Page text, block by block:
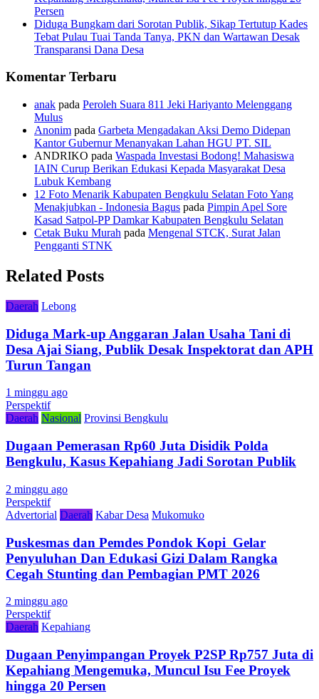
Persen
Diduga Bungkam dari Sorotan Publik, Sikap Tertutup Kades
Tebat Pulau Tuai Tanda Tanya, PKN dan Wartawan Desak
Transparansi Dana Desa
Komentar Terbaru
anak pada Peroleh Suara 811 Jeki Hariyanto Melenggang
Mulus
Anonim pada Garbeta Mengadakan Aksi Demo Didepan
Kantor Gubernur Menanyakan Lahan HGU PT. SIL
ANDRIKO pada Waspada Investasi Bodong! Mahasiswa
IAIN Curup Berikan Edukasi Kepada Masyarakat Desa
Lubuk Kembang
12 Foto Menarik Kabupaten Bengkulu Selatan Foto Yang
Menakjubkan - Indonesia Bagus pada Pimpin Apel Sore
Kasad Satpol-PP Damkar Kabupaten Bengkulu Selatan
Cetak Buku Murah pada Mengenal STCK, Surat Jalan
Pengganti STNK
Related Posts
Daerah Lebong
Diduga Mark-up Anggaran Jalan Usaha Tani di
Desa Ajai Siang, Publik Desak Inspektorat dan APH
Turun Tangan
1 minggu ago
Perspektif
Daerah Nasional Provinsi Bengkulu
Dugaan Pemerasan Rp60 Juta Disidik Polda
Bengkulu, Kasus Kepahiang Jadi Sorotan Publik
2 minggu ago
Perspektif
Advertorial Daerah Kabar Desa Mukomuko
Puskesmas dan Pemdes Pondok Kopi Gelar
Penyuluhan Dan Edukasi Gizi Dalam Rangka
Cegah Stunting dan Pembagian PMT 2026
2 minggu ago
Perspektif
Daerah Kepahiang
Dugaan Penyimpangan Proyek P2SP Rp757 Juta di
Kepahiang Mengemuka, Muncul Isu Fee Proyek
hingga 20 Persen